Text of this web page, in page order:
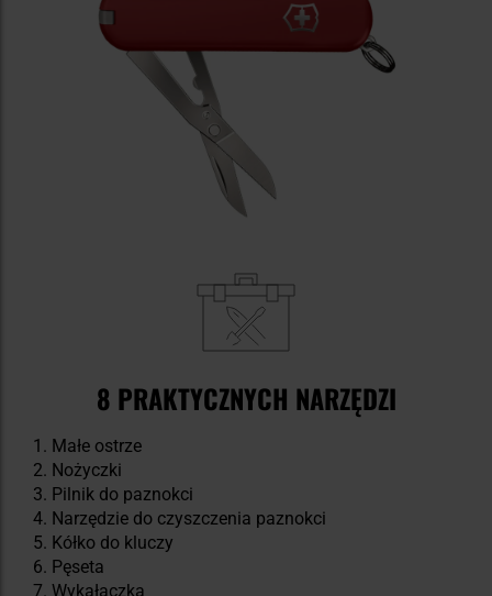
8 PRAKTYCZNYCH NARZĘDZI
Małe ostrze
Nożyczki
Pilnik do paznokci
Narzędzie do czyszczenia paznokci
Kółko do kluczy
Pęseta
Wykałaczka